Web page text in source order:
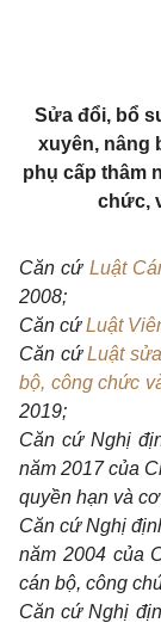
Sửa đổi, bổ
xuyên, nâng
phụ cấp thâm
chức,
Căn cứ Luật
2008;
Căn cứLuật
Căn cứLuật
bộ, công chức
2019;
Căn cứ Nghị
năm 2017 của
quyền hạn và
Căn cứ Nghị
năm 2004 của
cán bộ, công
Căn cứ Nghị